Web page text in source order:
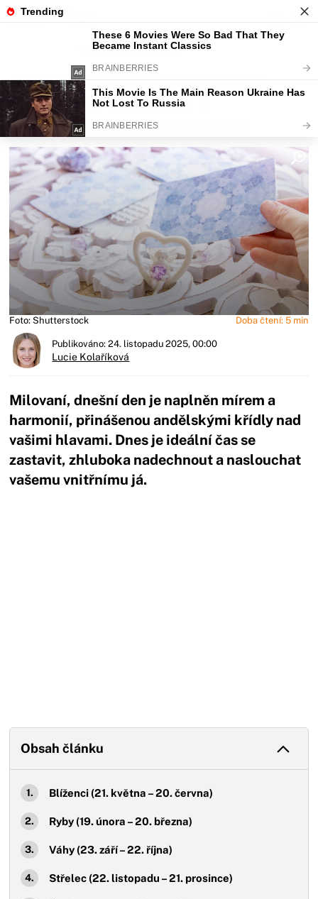
Horoskopy a zvěrokruhy
Andělská poselství na pondělí:
Dnes je čas k meditaci a
naslouchání vnitřnímu hlasu
Foto: Shutterstock Doba čtení: 5 min
Publikováno: 24. listopadu 2025, 00:00
Lucie Kolaříková
Milovaní, dnešní den je naplněn mírem a
harmonií, přinášenou andělskými křídly nad
vašimi hlavami. Dnes je ideální čas se
zastavit, zhluboka nadechnout a naslouchat
vašemu vnitřnímu já.
Obsah článku
Blíženci (21. května – 20. června)
Ryby (19. února – 20. března)
Váhy (23. září – 22. října)
Střelec (22. listopadu – 21. prosince)